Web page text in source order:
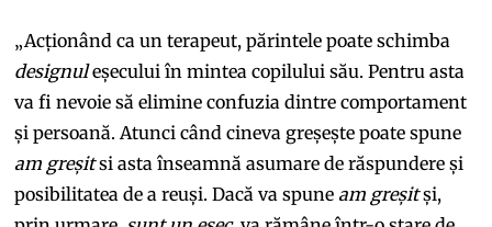
„Acționând ca un terapeut, părintele poate schimba
designuleșecului în mintea copilului său. Pentru asta
va fi nevoie să elimine confuzia dintre comportament
și persoană. Atunci când cineva greșește poate spune
am greșitsi asta înseamnă asumare de răspundere și
posibilitatea de a reuși. Dacă va spuneam greșitși,